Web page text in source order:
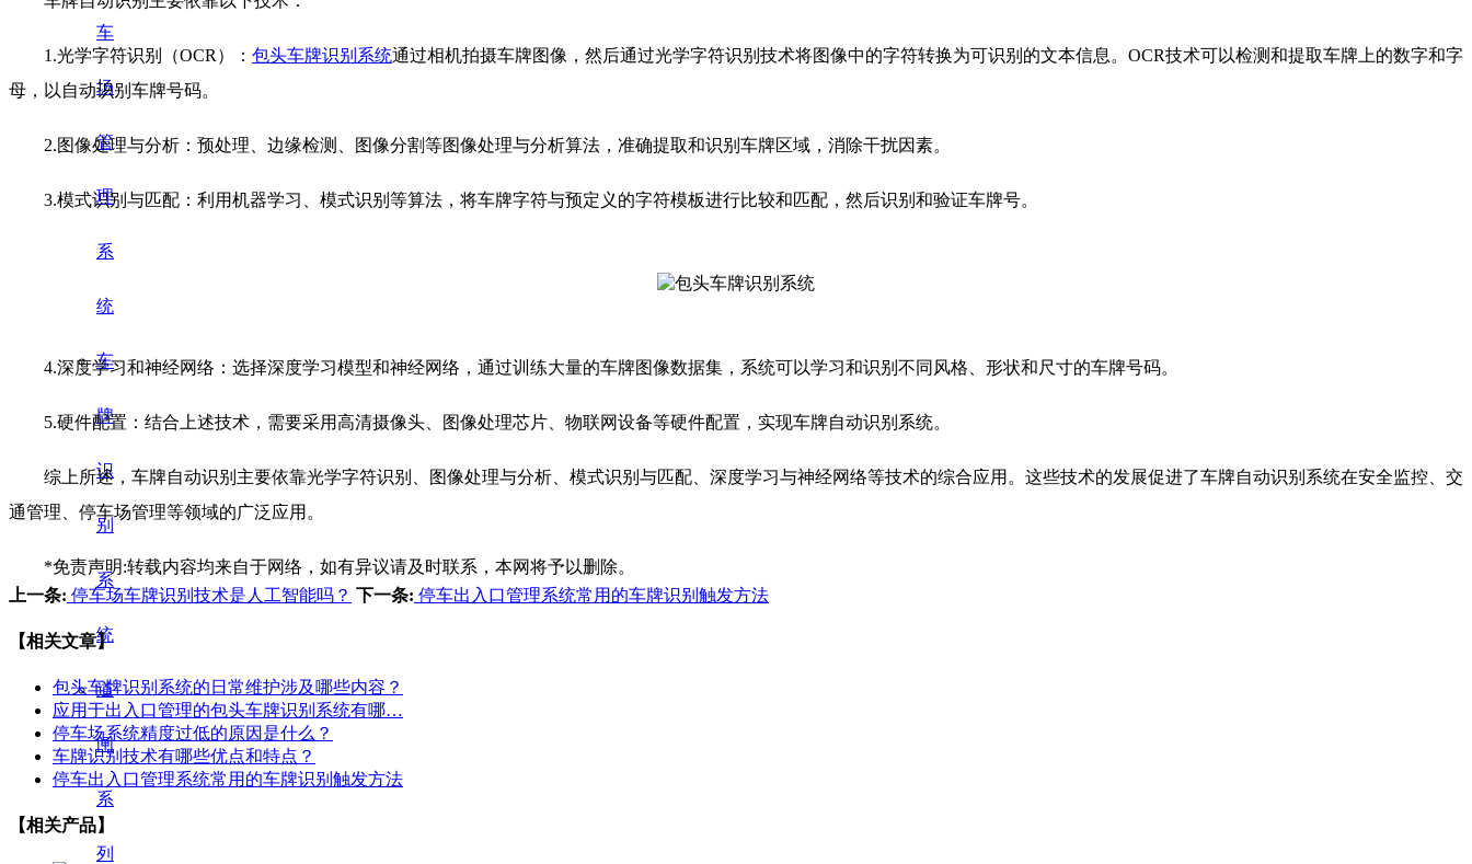
车
场
管
理
系
统
车
牌
识
别
系
统
道
闸
系
列
1.光学字符识别（OCR）： 包头车牌识别系统通过相机拍摄车牌图像，然后通过光学字符识别技术将图像中的字符转换为可识别的文本信息。OCR技术可以检测和提取车牌上的数字和字
母，以自动识别车牌号码。
2.图像处理与分析：预处理、边缘检测、图像分割等图像处理与分析算法，准确提取和识别车牌区域，消除干扰因素。
3.模式识别与匹配：利用机器学习、模式识别等算法，将车牌字符与预定义的字符模板进行比较和匹配，然后识别和验证车牌号。
4.深度学习和神经网络：选择深度学习模型和神经网络，通过训练大量的车牌图像数据集，系统可以学习和识别不同风格、形状和尺寸的车牌号码。
5.硬件配置：结合上述技术，需要采用高清摄像头、图像处理芯片、物联网设备等硬件配置，实现车牌自动识别系统。
综上所述，车牌自动识别主要依靠光学字符识别、图像处理与分析、模式识别与匹配、深度学习与神经网络等技术的综合应用。这些技术的发展促进了车牌自动识别系统在安全监控、交
通管理、停车场管理等领域的广泛应用。
*免责声明:转载内容均来自于网络，如有异议请及时联系，本网将予以删除。
上一条: 停车场车牌识别技术是人工智能吗？ 下一条: 停车出入口管理系统常用的车牌识别触发方法
【相关文章】
包头车牌识别系统的日常维护涉及哪些内容？
应用于出入口管理的包头车牌识别系统有哪…
停车场系统精度过低的原因是什么？
车牌识别技术有哪些优点和特点？
停车出入口管理系统常用的车牌识别触发方法
【相关产品】